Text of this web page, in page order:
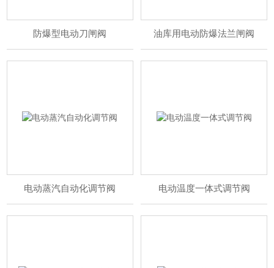
防爆型电动刀闸阀 油库用电动防爆法兰闸阀
电动蒸汽自动化调节阀 电动温度一体式调节阀